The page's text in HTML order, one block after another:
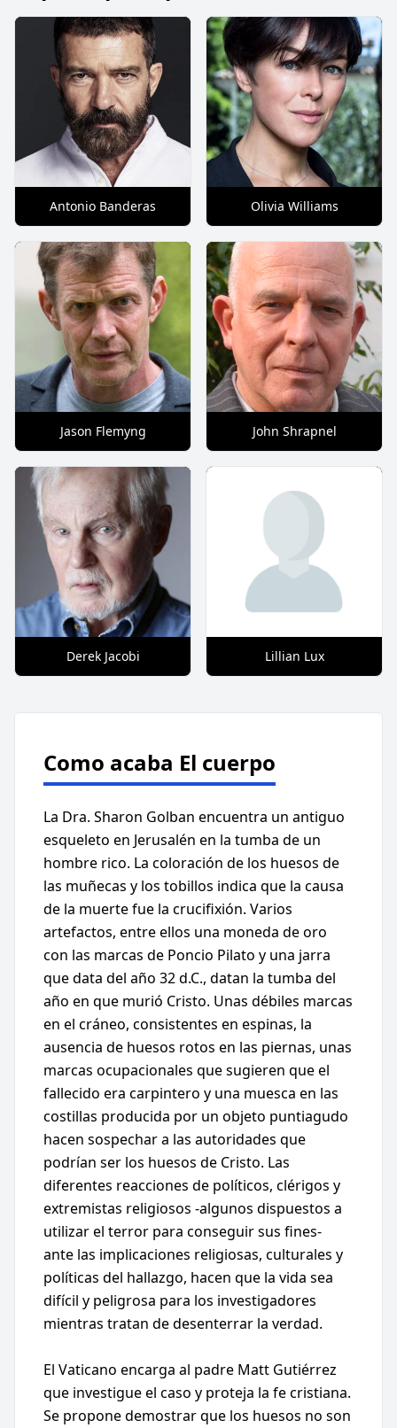
Antonio Banderas Olivia Williams
Jason Flemyng John Shrapnel
Derek Jacobi Lillian Lux
Como acaba El cuerpo
La Dra. Sharon Golban encuentra un antiguo
esqueleto en Jerusalén en la tumba de un
hombre rico. La coloración de los huesos de
las muñecas y los tobillos indica que la causa
de la muerte fue la crucifixión. Varios
artefactos, entre ellos una moneda de oro
con las marcas de Poncio Pilato y una jarra
que data del año 32 d.C., datan la tumba del
año en que murió Cristo. Unas débiles marcas
en el cráneo, consistentes en espinas, la
ausencia de huesos rotos en las piernas, unas
marcas ocupacionales que sugieren que el
fallecido era carpintero y una muesca en las
costillas producida por un objeto puntiagudo
hacen sospechar a las autoridades que
podrían ser los huesos de Cristo. Las
diferentes reacciones de políticos, clérigos y
extremistas religiosos -algunos dispuestos a
utilizar el terror para conseguir sus fines-
ante las implicaciones religiosas, culturales y
políticas del hallazgo, hacen que la vida sea
difícil y peligrosa para los investigadores
mientras tratan de desenterrar la verdad.
El Vaticano encarga al padre Matt Gutiérrez
que investigue el caso y proteja la fe cristiana.
Se propone demostrar que los huesos no son